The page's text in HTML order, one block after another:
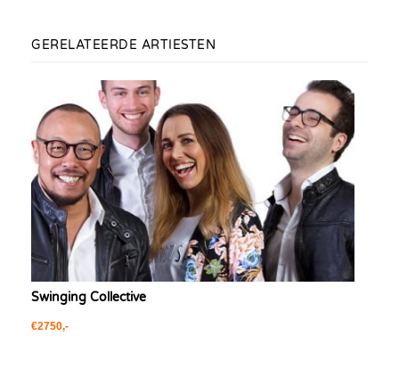
GERELATEERDE ARTIESTEN
Swinging Collective
€2750,-